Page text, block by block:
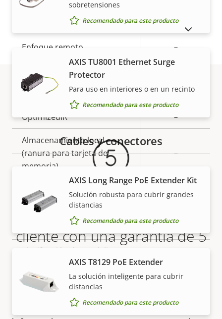
Descripción
propiedad
la
propiedad
Enfoque remoto –
Zoom remoto
Infrarrojos integrados –
OptimizedIR –
Almacenamiento local
(ranura para tarjeta de
memoria)
–
Temperatura de
funcionamiento
-40 to 55 °C
Preparada para exterior
Clasificación de vandalismo
Clasificación IP IP66
Sostenibilidad PVC free
sobretensiones
Recomendado para este producto
AXIS TU8001 Ethernet Surge
Protector
Para uso en interiores o en un recinto
Recomendado para este producto
Cables y conectores
AXIS Long Range PoE Extender Kit
Solución robusta para cubrir grandes
distancias
Recomendado para este producto
AXIS T8129 PoE Extender
La solución inteligente para cubrir
distancias
Recomendado para este producto
Garantía
Más tranquilidad para el
cliente con una garantía de 5
años
Nuestra nueva garantía de 5 años brinda a nuestros
clientes años de uso sin preocupaciones y un
control de los costes. Y no hay sorpresas ocultas en